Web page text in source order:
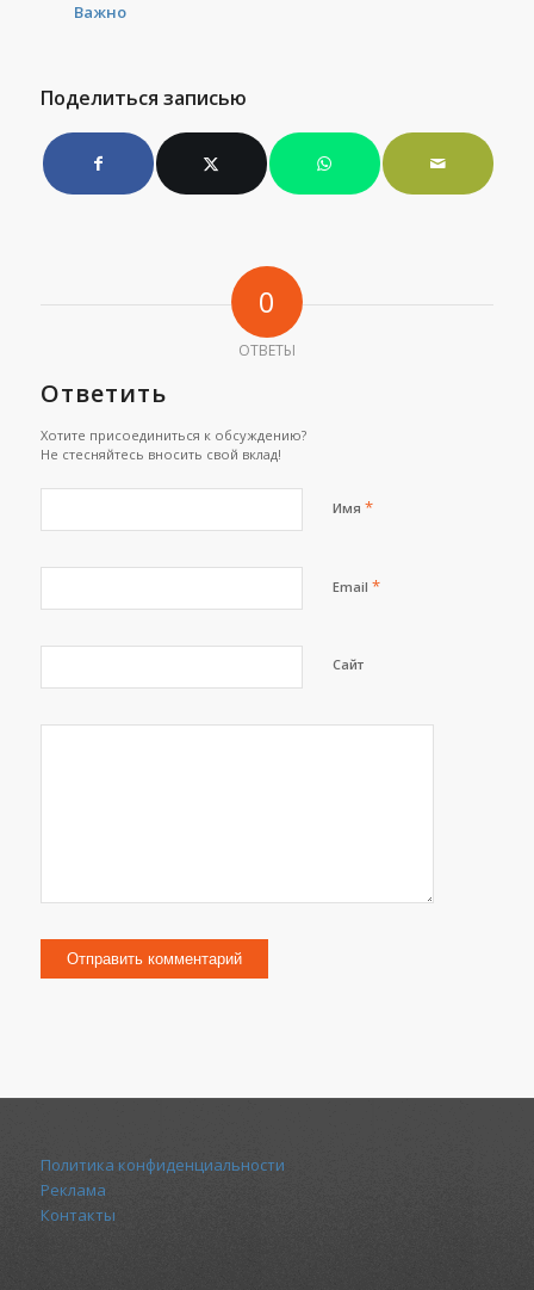
Важно
Поделиться записью
0
ОТВЕТЫ
Ответить
Хотите присоединиться к обсуждению?
Не стесняйтесь вносить свой вклад!
Имя *
Email *
Сайт
Политика конфиденциальности
Реклама
Контакты